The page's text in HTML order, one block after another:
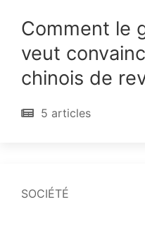
Comment le
veut
chinois de
5 articles
SOCIÉTÉ